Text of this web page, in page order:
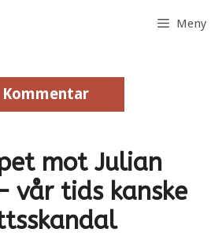
Meny
Kommentar
Kommentar
mot Julian
vår tids kanske